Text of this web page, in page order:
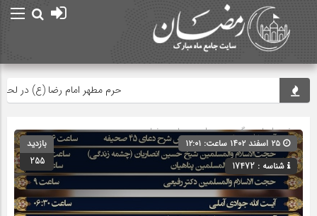
حرم مطهر امام رضا (ع) در لحظه
صفحه اصلی» گروه »صدا و سیما و رمضان
شناسه : 17472
بازدید
255